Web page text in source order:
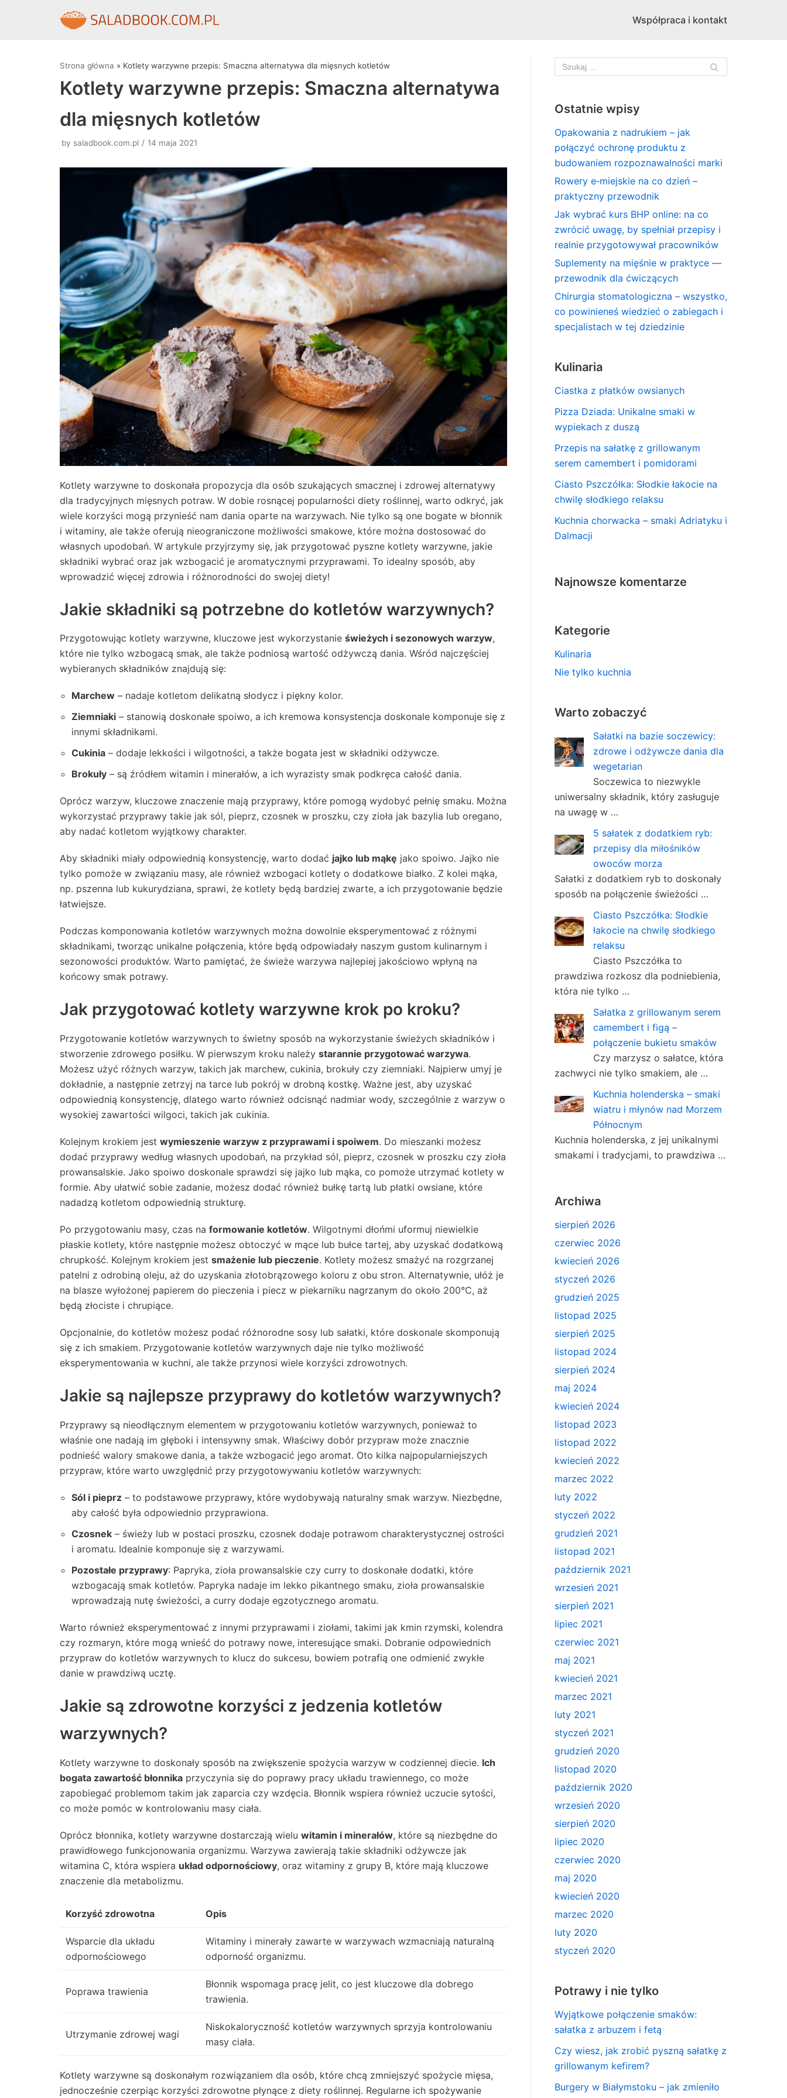
Współpraca i kontakt
Strona główna » Kotlety warzywne przepis: Smaczna alternatywa dla mięsnych kotletów
Kotlety warzywne przepis: Smaczna alternatywa
dla mięsnych kotletów
by saladbook.com.pl 14 maja 2021
Kotlety warzywne to doskonała propozycja dla osób szukających smacznej i zdrowej alternatywy
dla tradycyjnych mięsnych potraw. W dobie rosnącej popularności diety roślinnej, warto odkryć, jak
wiele korzyści mogą przynieść nam dania oparte na warzywach. Nie tylko są one bogate w błonnik
i witaminy, ale także oferują nieograniczone możliwości smakowe, które można dostosować do
własnych upodobań. W artykule przyjrzymy się, jak przygotować pyszne kotlety warzywne, jakie
składniki wybrać oraz jak wzbogacić je aromatycznymi przyprawami. To idealny sposób, aby
wprowadzić więcej zdrowia i różnorodności do swojej diety!
Jakie składniki są potrzebne do kotletów warzywnych?
Przygotowując kotlety warzywne, kluczowe jest wykorzystanie świeżych i sezonowych warzyw,
które nie tylko wzbogacą smak, ale także podniosą wartość odżywczą dania. Wśród najczęściej
wybieranych składników znajdują się:
Marchew – nadaje kotletom delikatną słodycz i piękny kolor.
Ziemniaki – stanowią doskonałe spoiwo, a ich kremowa konsystencja doskonale komponuje się z
innymi składnikami.
Cukinia – dodaje lekkości i wilgotności, a także bogata jest w składniki odżywcze.
Brokuły – są źródłem witamin i minerałów, a ich wyrazisty smak podkręca całość dania.
Oprócz warzyw, kluczowe znaczenie mają przyprawy, które pomogą wydobyć pełnię smaku. Można
wykorzystać przyprawy takie jak sól, pieprz, czosnek w proszku, czy zioła jak bazylia lub oregano,
aby nadać kotletom wyjątkowy charakter.
Aby składniki miały odpowiednią konsystencję, warto dodać jajko lub mąkę jako spoiwo. Jajko nie
tylko pomoże w związaniu masy, ale również wzbogaci kotlety o dodatkowe białko. Z kolei mąka,
np. pszenna lub kukurydziana, sprawi, że kotlety będą bardziej zwarte, a ich przygotowanie będzie
łatwiejsze.
Podczas komponowania kotletów warzywnych można dowolnie eksperymentować z różnymi
składnikami, tworząc unikalne połączenia, które będą odpowiadały naszym gustom kulinarnym i
sezonowości produktów. Warto pamiętać, że świeże warzywa najlepiej jakościowo wpłyną na
końcowy smak potrawy.
Jak przygotować kotlety warzywne krok po kroku?
Przygotowanie kotletów warzywnych to świetny sposób na wykorzystanie świeżych składników i
stworzenie zdrowego posiłku. W pierwszym kroku należy starannie przygotować warzywa.
Możesz użyć różnych warzyw, takich jak marchew, cukinia, brokuły czy ziemniaki. Najpierw umyj je
dokładnie, a następnie zetrzyj na tarce lub pokrój w drobną kostkę. Ważne jest, aby uzyskać
odpowiednią konsystencję, dlatego warto również odcisnąć nadmiar wody, szczególnie z warzyw o
wysokiej zawartości wilgoci, takich jak cukinia.
Kolejnym krokiem jest wymieszenie warzyw z przyprawami i spoiwem. Do mieszanki możesz
dodać przyprawy według własnych upodobań, na przykład sól, pieprz, czosnek w proszku czy zioła
prowansalskie. Jako spoiwo doskonale sprawdzi się jajko lub mąka, co pomoże utrzymać kotlety w
formie. Aby ułatwić sobie zadanie, możesz dodać również bułkę tartą lub płatki owsiane, które
nadadzą kotletom odpowiednią strukturę.
Po przygotowaniu masy, czas na formowanie kotletów. Wilgotnymi dłońmi uformuj niewielkie
płaskie kotlety, które następnie możesz obtoczyć w mące lub bułce tartej, aby uzyskać dodatkową
chrupkość. Kolejnym krokiem jest smażenie lub pieczenie. Kotlety możesz smażyć na rozgrzanej
patelni z odrobiną oleju, aż do uzyskania złotobrązowego koloru z obu stron. Alternatywnie, ułóż je
na blasze wyłożonej papierem do pieczenia i piecz w piekarniku nagrzanym do około 200°C, aż
będą złociste i chrupiące.
Opcjonalnie, do kotletów możesz podać różnorodne sosy lub sałatki, które doskonale skomponują
się z ich smakiem. Przygotowanie kotletów warzywnych daje nie tylko możliwość
eksperymentowania w kuchni, ale także przynosi wiele korzyści zdrowotnych.
Jakie są najlepsze przyprawy do kotletów warzywnych?
Przyprawy są nieodłącznym elementem w przygotowaniu kotletów warzywnych, ponieważ to
właśnie one nadają im głęboki i intensywny smak. Właściwy dobór przypraw może znacznie
podnieść walory smakowe dania, a także wzbogacić jego aromat. Oto kilka najpopularniejszych
przypraw, które warto uwzględnić przy przygotowywaniu kotletów warzywnych:
Sól i pieprz – to podstawowe przyprawy, które wydobywają naturalny smak warzyw. Niezbędne,
aby całość była odpowiednio przyprawiona.
Czosnek – świeży lub w postaci proszku, czosnek dodaje potrawom charakterystycznej ostrości
i aromatu. Idealnie komponuje się z warzywami.
Pozostałe przyprawy: Papryka, zioła prowansalskie czy curry to doskonałe dodatki, które
wzbogacają smak kotletów. Papryka nadaje im lekko pikantnego smaku, zioła prowansalskie
wprowadzają nutę świeżości, a curry dodaje egzotycznego aromatu.
Warto również eksperymentować z innymi przyprawami i ziołami, takimi jak kmin rzymski, kolendra
czy rozmaryn, które mogą wnieść do potrawy nowe, interesujące smaki. Dobranie odpowiednich
przypraw do kotletów warzywnych to klucz do sukcesu, bowiem potrafią one odmienić zwykłe
danie w prawdziwą ucztę.
Jakie są zdrowotne korzyści z jedzenia kotletów
warzywnych?
Kotlety warzywne to doskonały sposób na zwiększenie spożycia warzyw w codziennej diecie. Ich
bogata zawartość błonnika przyczynia się do poprawy pracy układu trawiennego, co może
zapobiegać problemom takim jak zaparcia czy wzdęcia. Błonnik wspiera również uczucie sytości,
co może pomóc w kontrolowaniu masy ciała.
Oprócz błonnika, kotlety warzywne dostarczają wielu witamin i minerałów, które są niezbędne do
prawidłowego funkcjonowania organizmu. Warzywa zawierają takie składniki odżywcze jak
witamina C, która wspiera układ odpornościowy, oraz witaminy z grupy B, które mają kluczowe
znaczenie dla metabolizmu.
Korzyść zdrowotna Opis
Wsparcie dla układu
odpornościowego
Witaminy i minerały zawarte w warzywach wzmacniają naturalną
odporność organizmu.
Poprawa trawienia
Błonnik wspomaga pracę jelit, co jest kluczowe dla dobrego
trawienia.
Utrzymanie zdrowej wagi
Niskokaloryczność kotletów warzywnych sprzyja kontrolowaniu
masy ciała.
Kotlety warzywne są doskonałym rozwiązaniem dla osób, które chcą zmniejszyć spożycie mięsa,
jednocześnie czerpiąc korzyści zdrowotne płynące z diety roślinnej. Regularne ich spożywanie
Ostatnie wpisy
Opakowania z nadrukiem – jak
połączyć ochronę produktu z
budowaniem rozpoznawalności marki
Rowery e‑miejskie na co dzień –
praktyczny przewodnik
Jak wybrać kurs BHP online: na co
zwrócić uwagę, by spełniał przepisy i
realnie przygotowywał pracowników
Suplementy na mięśnie w praktyce —
przewodnik dla ćwiczących
Chirurgia stomatologiczna – wszystko,
co powinieneś wiedzieć o zabiegach i
specjalistach w tej dziedzinie
Kulinaria
Ciastka z płatków owsianych
Pizza Dziada: Unikalne smaki w
wypiekach z duszą
Przepis na sałatkę z grillowanym
serem camembert i pomidorami
Ciasto Pszczółka: Słodkie łakocie na
chwilę słodkiego relaksu
Kuchnia chorwacka – smaki Adriatyku i
Dalmacji
Najnowsze komentarze
Kategorie
Kulinaria
Nie tylko kuchnia
Warto zobaczyć
Sałatki na bazie soczewicy:
zdrowe i odżywcze dania dla
wegetarian
Soczewica to niezwykle
uniwersalny składnik, który zasługuje
na uwagę w …
5 sałatek z dodatkiem ryb:
przepisy dla miłośników
owoców morza
Sałatki z dodatkiem ryb to doskonały
sposób na połączenie świeżości …
Ciasto Pszczółka: Słodkie
łakocie na chwilę słodkiego
relaksu
Ciasto Pszczółka to
prawdziwa rozkosz dla podniebienia,
która nie tylko …
Sałatka z grillowanym serem
camembert i figą –
połączenie bukietu smaków
Czy marzysz o sałatce, która
zachwyci nie tylko smakiem, ale …
Kuchnia holenderska – smaki
wiatru i młynów nad Morzem
Północnym
Kuchnia holenderska, z jej unikalnymi
smakami i tradycjami, to prawdziwa …
Archiwa
sierpień 2026
czerwiec 2026
kwiecień 2026
styczeń 2026
grudzień 2025
listopad 2025
sierpień 2025
listopad 2024
sierpień 2024
maj 2024
kwiecień 2024
listopad 2023
listopad 2022
kwiecień 2022
marzec 2022
luty 2022
styczeń 2022
grudzień 2021
listopad 2021
październik 2021
wrzesień 2021
sierpień 2021
lipiec 2021
czerwiec 2021
maj 2021
kwiecień 2021
marzec 2021
luty 2021
styczeń 2021
grudzień 2020
listopad 2020
październik 2020
wrzesień 2020
sierpień 2020
lipiec 2020
czerwiec 2020
maj 2020
kwiecień 2020
marzec 2020
luty 2020
styczeń 2020
Potrawy i nie tylko
Wyjątkowe połączenie smaków:
sałatka z arbuzem i fetą
Czy wiesz, jak zrobić pyszną sałatkę z
grillowanym kefirem?
Burgery w Białymstoku – jak zmieniło